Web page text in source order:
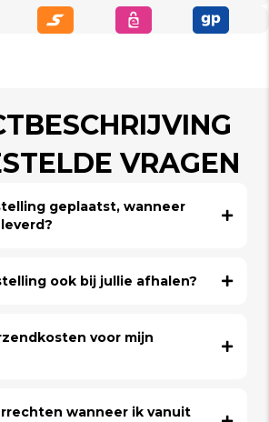
VRAGEN
geplaatst, wanneer
ook bij jullie afhalen?
voor mijn
wanneer ik vanuit